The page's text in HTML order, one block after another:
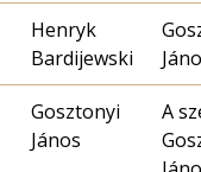
Henryk
Bardijewski
Gosztonyi
János
A